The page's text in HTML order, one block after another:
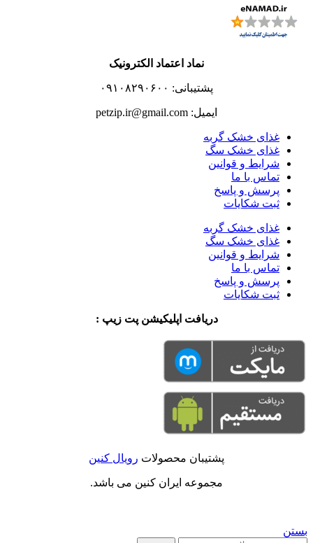
نماد اعتماد الکترونیک
پشتیبانی: ۰۹۱۰۸۲۹۰۶۰۰
ایمیل: petzip.ir@gmail.com
غذای خشک گربه
غذای خشک سگ
شرایط و قوانین
تماس با ما
پرسش و پاسخ
ثبت شکایات
غذای خشک گربه
غذای خشک سگ
شرایط و قوانین
تماس با ما
پرسش و پاسخ
ثبت شکایات
دریافت اپلیکیشن پت زیپ :
پشتیبان محصولات رویال کنین
مجموعه ایران کنین می باشد.
بستن